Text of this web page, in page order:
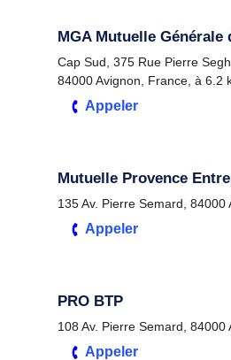
MGA Mutuelle Générale
Cap Sud, 375 Rue Pierre
84000 Avignon, France, à 6.2
Appeler
Mutuelle Provence
135 Av. Pierre Semard,
Appeler
PRO BTP
108 Av. Pierre Semard,
Appeler